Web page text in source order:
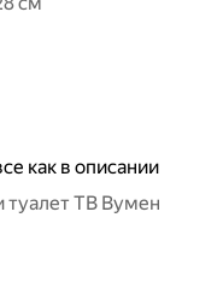
как в описании
туалет ТВ Вумен